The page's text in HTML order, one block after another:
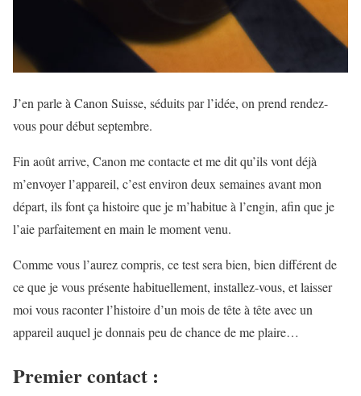
J’en parle à Canon Suisse, séduits par l’idée, on prend rendez-
vous pour début septembre.
Fin août arrive, Canon me contacte et me dit qu’ils vont déjà
m’envoyer l’appareil, c’est environ deux semaines avant mon
départ, ils font ça histoire que je m’habitue à l’engin, afin que je
l’aie parfaitement en main le moment venu.
Comme vous l’aurez compris, ce test sera bien, bien différent de
ce que je vous présente habituellement, installez-vous, et laisser
moi vous raconter l’histoire d’un mois de tête à tête avec un
appareil auquel je donnais peu de chance de me plaire…
Premier contact :